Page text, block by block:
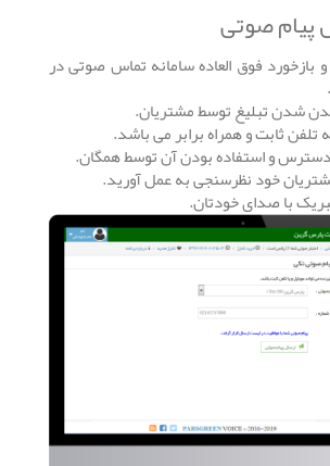
پیام صوتی
فوق العاده سامانه تماس صوتی در
شدن تبلیغ توسط مشتریان.
ثابت و همراه برابر می باشد.
و استفاده بودن آن توسط همگان.
خود نظرسنجی به عمل آورید.
با صدای خودتان.